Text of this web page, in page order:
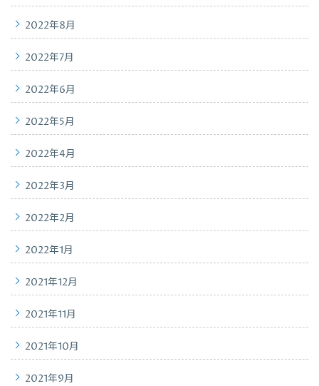
2022年8月
2022年7月
2022年6月
2022年5月
2022年4月
2022年3月
2022年2月
2022年1月
2021年12月
2021年11月
2021年10月
2021年9月